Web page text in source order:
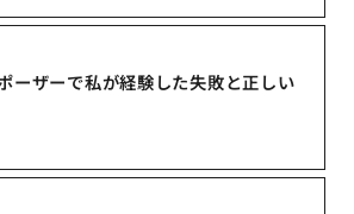
ーザーで私が経験した失敗と正しい